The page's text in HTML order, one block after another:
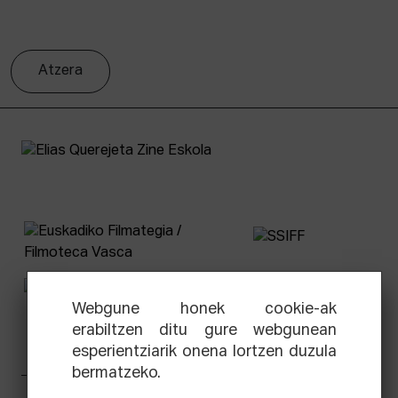
Atzera
Webgune honek cookie-ak
erabiltzen ditu gure webgunean
esperientziarik onena lortzen duzula
bermatzeko.